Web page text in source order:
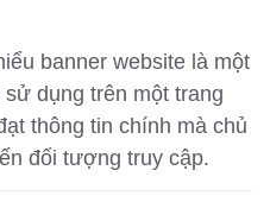
banner website là một
dụng trên một trang
thông tin chính mà chủ
đối tượng truy cập.